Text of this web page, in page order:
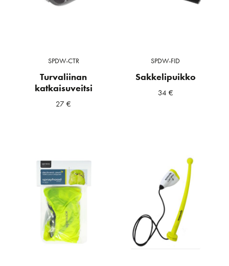
SPDW-CTR
Turvaliinan
katkaisuveitsi
27€
SPDW-FID
Sakkelipuikko
34 €